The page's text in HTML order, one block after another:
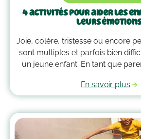
4 activités pour aider les
leurs émotions
Joie, colère, tristesse ou encore
sont multiples et parfois bien
un jeune enfant. En tant que
plus d’un tour dans votre
accompagner. Voici quelques
vous guider dans la gestion des
enfants !
En savoir plus